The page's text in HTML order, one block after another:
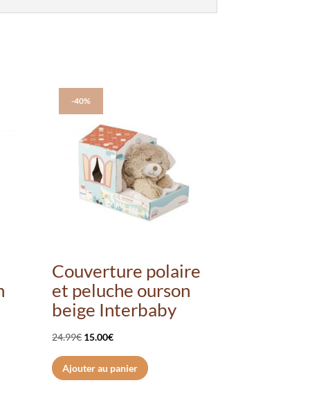
-40%
Couverture polaire
et peluche ourson
beige Interbaby
24.99€ Le
prix
initial
15.00€Le
prix
actuel
Ajouter au panier